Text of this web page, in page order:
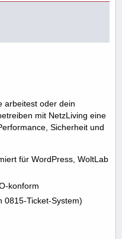
arbeitest oder dein
mit NetzLiving eine
Sicherheit und
für WordPress, WoltLab
konform
Ticket-System)